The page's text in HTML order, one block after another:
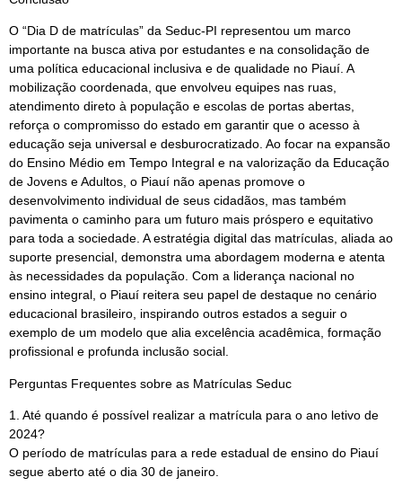
O “Dia D de matrículas” da Seduc-PI representou um marco
importante na busca ativa por estudantes e na consolidação de
uma política educacional inclusiva e de qualidade no Piauí. A
mobilização coordenada, que envolveu equipes nas ruas,
atendimento direto à população e escolas de portas abertas,
reforça o compromisso do estado em garantir que o acesso à
educação seja universal e desburocratizado. Ao focar na expansão
do Ensino Médio em Tempo Integral e na valorização da Educação
de Jovens e Adultos, o Piauí não apenas promove o
desenvolvimento individual de seus cidadãos, mas também
pavimenta o caminho para um futuro mais próspero e equitativo
para toda a sociedade. A estratégia digital das matrículas, aliada ao
suporte presencial, demonstra uma abordagem moderna e atenta
às necessidades da população. Com a liderança nacional no
ensino integral, o Piauí reitera seu papel de destaque no cenário
educacional brasileiro, inspirando outros estados a seguir o
exemplo de um modelo que alia excelência acadêmica, formação
profissional e profunda inclusão social.
Perguntas Frequentes sobre as Matrículas Seduc
1. Até quando é possível realizar a matrícula para o ano letivo de
2024?
O período de matrículas para a rede estadual de ensino do Piauí
segue aberto até o dia 30 de janeiro.